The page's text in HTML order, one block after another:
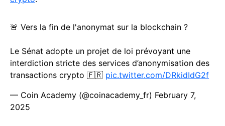
🚨 Vers la fin de l'anonymat sur la blockchain ?
Le Sénat adopte un projet de loi prévoyant une
interdiction stricte des services d’anonymisation des
transactions crypto 🇫🇷 pic.twitter.com/DRkidIdG2f
— Coin Academy (@coinacademy_fr) February 7,
2025